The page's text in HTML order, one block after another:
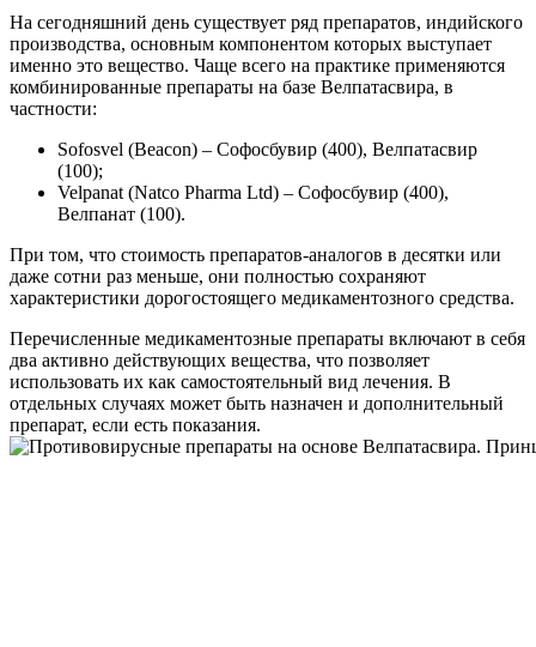
На сегодняшний день существует ряд препаратов, индийского
производства, основным компонентом которых выступает
именно это вещество. Чаще всего на практике применяются
комбинированные препараты на базе Велпатасвира, в
частности:
Sofosvel (Beacon) – Софосбувир (400), Велпатасвир
(100);
Velpanat (Natco Pharma Ltd) – Софосбувир (400),
Велпанат (100).
При том, что стоимость препаратов-аналогов в десятки или
даже сотни раз меньше, они полностью сохраняют
характеристики дорогостоящего медикаментозного средства.
Перечисленные медикаментозные препараты включают в себя
два активно действующих вещества, что позволяет
использовать их как самостоятельный вид лечения. В
отдельных случаях может быть назначен и дополнительный
препарат, если есть показания.